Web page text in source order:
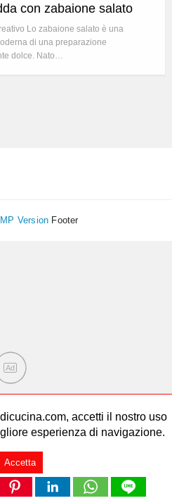
con zabaione salato
Lo zabaione salato è una
di una preparazione
dolce. Nato…
Version Footer
accetti il nostro uso
esperienza di navigazione.
Accetta
Ad